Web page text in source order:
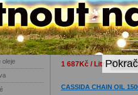
Plně syntetické, esterové
mazivo na řetězy, vhodné pro
240°C.
1 687Kč / Litr
CASSIDA CHAIN OIL
oleje